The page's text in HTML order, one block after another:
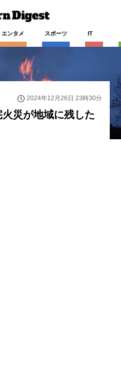
エンタメ スポーツ IT
2024年12月26日 23時30分
災が地域に残した